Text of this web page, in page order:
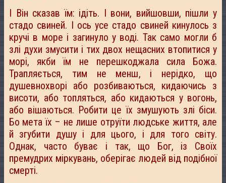
І Він сказав їм: ідіть. І вони, вийшовши, пішли у
стадо свиней. І ось усе стадо свиней кинулось з
кручі в море і загинуло у воді. Так само могли б
злі духи змусити і тих двох нещасних втопитися у
морі, якби їм не перешкоджала сила Божа.
Трапляється, тим не менш, і нерідко, що
душевнохворі або розбиваються, кидаючись з
висоти, або топляться, або кидаються у вогонь,
або вішаються. Робити це їх змушують злі біси.
Бо мета їх – не лише отруїти людське життя, але
й згубити душу і для цього, і для того світу.
Однак, часто буває і так, що Бог, із Своїх
премудрих міркувань, оберігає людей від подібної
смерті.